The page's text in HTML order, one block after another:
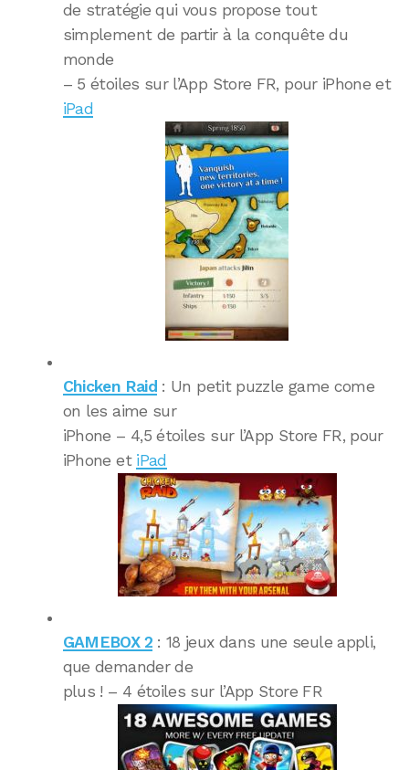
de stratégie qui vous propose tout
simplement de partir à la conquête du
monde
– 5 étoiles sur l’App Store FR, pour iPhone et
iPad
Chicken Raid : Un petit puzzle game come
on les aime sur
iPhone – 4,5 étoiles sur l’App Store FR, pour
iPhone et iPad
GAMEBOX 2: 18 jeux dans une seule appli,
que demander de
plus ! – 4 étoiles sur l’App Store FR